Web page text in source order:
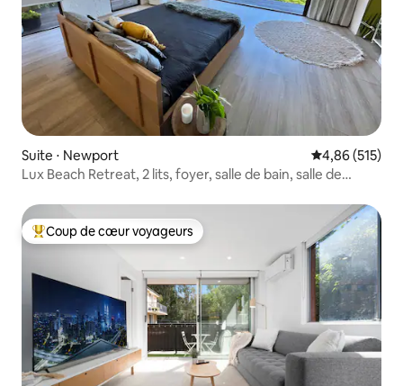
Suite ⋅ Newport Évaluation
4,86 (515)
Lux Beach Retreat, 2 lits, foyer, salle de bain, salle de
Coups de cœur voyageurs les plus appréciés
Coup de cœur voyageurs